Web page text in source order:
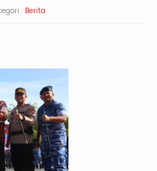
: Berita